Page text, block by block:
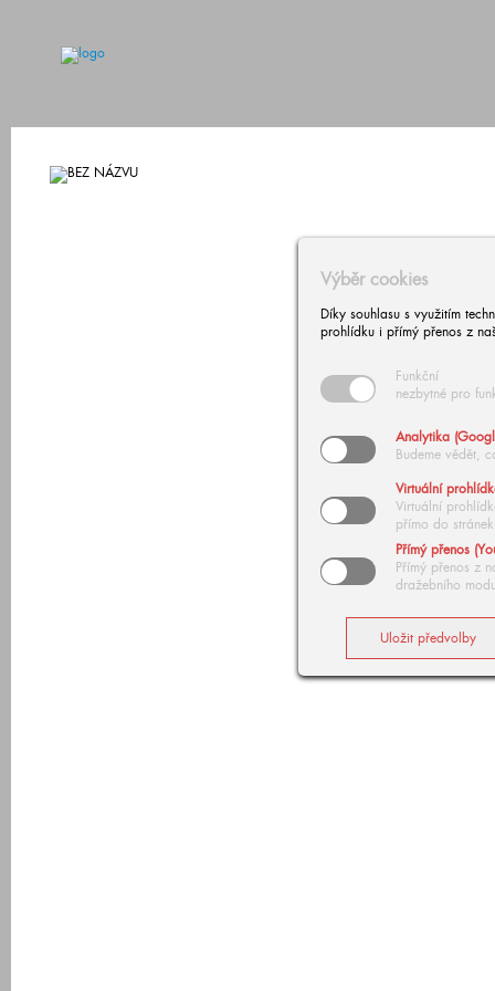
Výběr cookies
Díky souhlasu s využitím
prohlídku i přímý přenos z
Funkční
nezbytné pro
Analytika
Budeme vědět,
Virtuální
Virtuální
přímo do stránek
Přímý přenos
Přímý přenos z
dražebního